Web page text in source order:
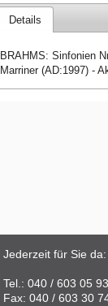
Details
BRAHMS: Sinfonien
Marriner (AD:1997) -
Jederzeit für Sie da:
Tel.: 040 / 603 05 93
Fax: 040 / 603 30